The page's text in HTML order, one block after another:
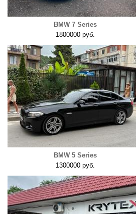
BMW 7 Series
1800000 руб.
BMW 5 Series
1300000 руб.